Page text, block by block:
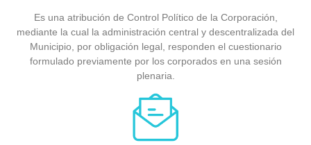
Es una atribución de Control Político de la Corporación,
mediante la cual la administración central y descentralizada del
Municipio, por obligación legal, responden el cuestionario
formulado previamente por los corporados en una sesión
plenaria.